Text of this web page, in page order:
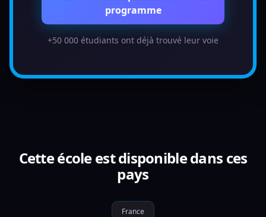
programme
+50 000 étudiants ont déjà trouvé leur voie
Cette école est disponible dans ces
pays
France